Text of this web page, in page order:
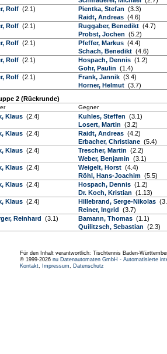
Rolf (2.1) Pientka, Stefan (3.3)
Raidt, Andreas (4.6)
Rolf (2.1) Ruggaber, Benedikt (4.7)
Probst, Jochen (5.2)
Rolf (2.1) Pfeffer, Markus (4.4)
Schach, Benedikt (4.6)
Rolf (2.1) Hospach, Dennis (1.2)
Gohr, Paulin (1.4)
Rolf (2.1) Frank, Jannik (3.4)
Horner, Helmut (3.7)
2 (Rückrunde)
Gegner
Klaus (2.4) Kuhles, Steffen (3.1)
Losert, Martin (3.2)
Klaus (2.4) Raidt, Andreas (4.2)
Erbacher, Christiane (5.4)
Klaus (2.4) Trescher, Martin (2.2)
Weber, Benjamin (3.1)
Klaus (2.4) Weigelt, Horst (4.4)
Röhl, Hans-Joachim (5.5)
Klaus (2.4) Hospach, Dennis (1.2)
Dr. Koch, Kristian (1.13)
Klaus (2.4) Hillebrand, Serge-Nikolas
Reiner, Ingrid (3.7)
Reinhard (3.1) Bamann, Thomas (1.1)
Quilitzsch, Sebastian (2.3)
Für den Inhalt verantwortlich: Tischtennis Baden-
© 1999-2026 nu Datenautomaten GmbH - Automatisierte
Kontakt, Impressum, Datenschutz